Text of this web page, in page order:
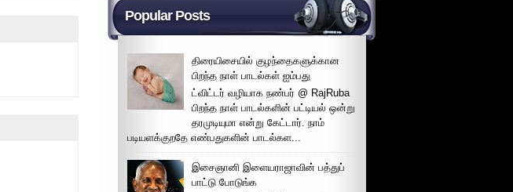
Popular Posts
திரையிசையில் குழந்தைகளுக்கான
பிறந்த நாள் பாடல்கள் ஐம்பது
ட்விட்டர் வழியாக நண்பர் @ RajRuba
பிறந்த நாள் பாடல்களின் பட்டியல் ஒன்று
தரமுடியுமா என்று கேட்டார். நாம்
படியளக்குறதே எண்பதுகளின் பாடல்கள...
இசைஞானி இளையராஜாவின் பத்துப்
பாட்டு போடுங்க